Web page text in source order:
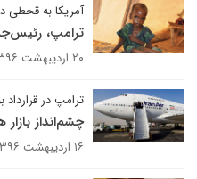
آمریکا به قحطی
ترامپ،
۲۰ اردیبهشت ۱۳۹۶
ترامپ در
چشم‌انداز
۱۶ اردیبهشت ۱۳۹۶